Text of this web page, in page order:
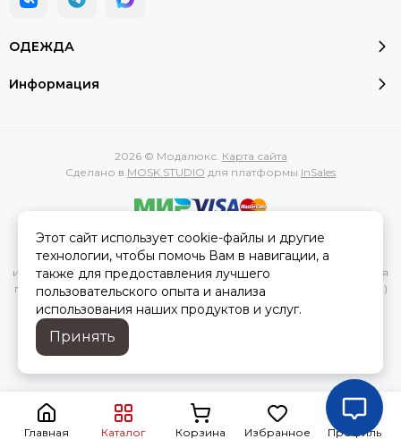
ОДЕЖДА
Информация
2026 © Модалюкс. Карта сайта
Сделано в MOSK.STUDIO для платформы InSales
Вся представленная на сайте информация, касающаяся
характеристик, стоимости товаров и услуг, носит
информационный характер и ни при каких условиях не является
публичной офертой, определяемой положениями Статьи 437(2)
Гражданского кодекса РФ.
Главная Каталог Корзина Избранное Профиль
Этот сайт использует cookie-файлы и другие
технологии, чтобы помочь Вам в навигации, а
также для предоставления лучшего
пользовательского опыта и анализа
использования наших продуктов и услуг.
Принять